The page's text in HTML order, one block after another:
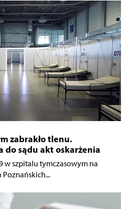
zabrakło tlenu.
do sądu akt oskarżenia
w szpitalu tymczasowym na